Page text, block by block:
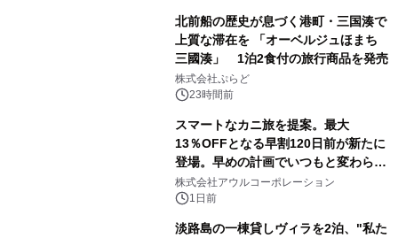
北前船の歴史が息づく港町・三国湊で
上質な滞在を 「オーベルジュほまち
三國湊」 1泊2食付の旅行商品を発売
株式会社ぷらど
23時間前
スマートなカニ旅を提案。最大
13％OFFとなる早割120日前が新たに
登場。早めの計画でいつもと変わらぬ
大人の冬旅を。ー夕日ヶ浦温泉「佳松
苑 別邸ふうか」ー
株式会社アウルコーポレーション
1日前
淡路島の一棟貸しヴィラを2泊、"私た